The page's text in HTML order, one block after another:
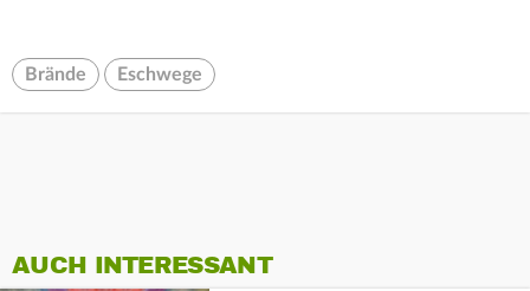
Brände Eschwege
AUCH INTERESSANT